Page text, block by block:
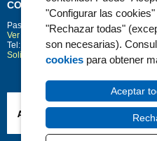
CONTACTO
Passeig Marítim 25-29 Barcelona
Ver la situación en Google Maps
Tel: 93 248 30 00 · Fax: 93 248 32 54
Solicitud de información
"Configurar las
"Rechazar todas"
son necesarias).
cookies para obtener
Aceptar